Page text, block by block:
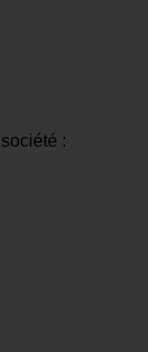
: